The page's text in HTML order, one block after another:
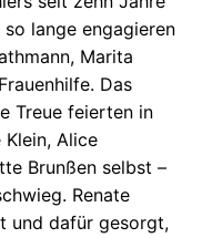
lange engagieren
Marita
Das
Treue feierten in
Alice
Brunßen selbst –
Renate
und dafür gesorgt,